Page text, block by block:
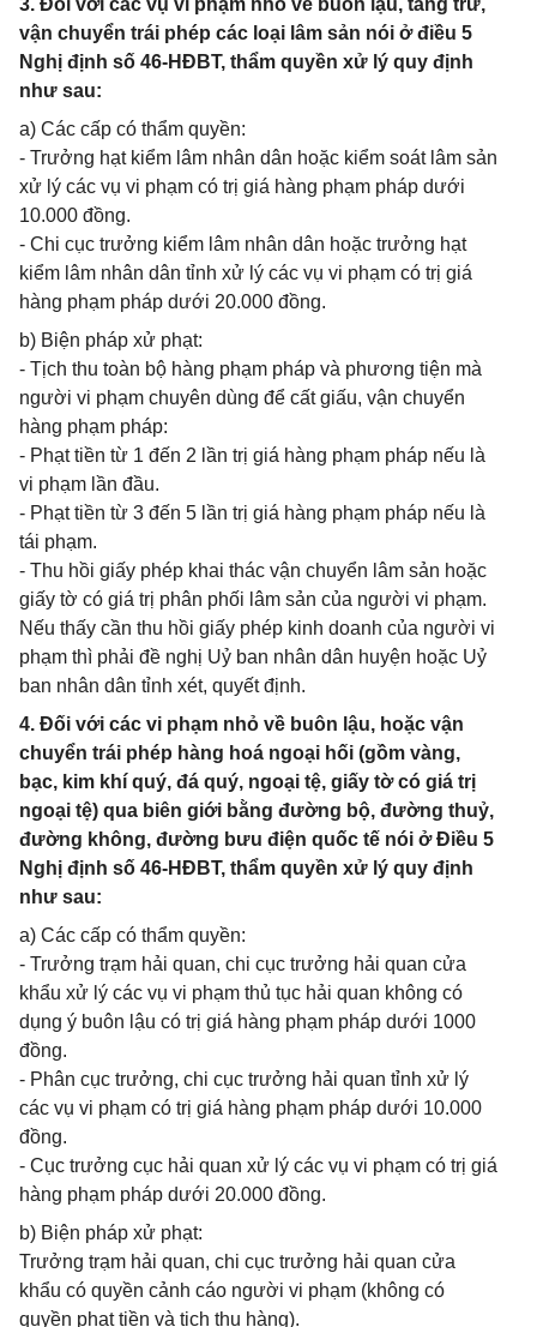
3. Đối với các vụ vi phạm nhỏ về buôn lậu, tàng trữ,
vận chuyển trái phép các loại lâm sản nói ở điều 5
Nghị định số 46-HĐBT, thẩm quyền xử lý quy định
như sau:
a) Các cấp có thẩm quyền:
- Trưởng hạt kiểm lâm nhân dân hoặc kiểm soát lâm sản
xử lý các vụ vi phạm có trị giá hàng phạm pháp dưới
10.000 đồng.
- Chi cục trưởng kiểm lâm nhân dân hoặc trưởng hạt
kiểm lâm nhân dân tỉnh xử lý các vụ vi phạm có trị giá
hàng phạm pháp dưới 20.000 đồng.
b) Biện pháp xử phạt:
- Tịch thu toàn bộ hàng phạm pháp và phương tiện mà
người vi phạm chuyên dùng để cất giấu, vận chuyển
hàng phạm pháp:
- Phạt tiền từ 1 đến 2 lần trị giá hàng phạm pháp nếu là
vi phạm lần đầu.
- Phạt tiền từ 3 đến 5 lần trị giá hàng phạm pháp nếu là
tái phạm.
- Thu hồi giấy phép khai thác vận chuyển lâm sản hoặc
giấy tờ có giá trị phân phối lâm sản của người vi phạm.
Nếu thấy cần thu hồi giấy phép kinh doanh của người vi
phạm thì phải đề nghị Uỷ ban nhân dân huyện hoặc Uỷ
ban nhân dân tỉnh xét, quyết định.
4. Đối với các vi phạm nhỏ về buôn lậu, hoặc vận
chuyển trái phép hàng hoá ngoại hối (gồm vàng,
bạc, kim khí quý, đá quý, ngoại tệ, giấy tờ có giá trị
ngoại tệ) qua biên giới bằng đường bộ, đường thuỷ,
đường không, đường bưu điện quốc tế nói ở Điều 5
Nghị định số 46-HĐBT, thẩm quyền xử lý quy định
như sau:
a) Các cấp có thẩm quyền:
- Trưởng trạm hải quan, chi cục trưởng hải quan cửa
khẩu xử lý các vụ vi phạm thủ tục hải quan không có
dụng ý buôn lậu có trị giá hàng phạm pháp dưới 1000
đồng.
- Phân cục trưởng, chi cục trưởng hải quan tỉnh xử lý
các vụ vi phạm có trị giá hàng phạm pháp dưới 10.000
đồng.
- Cục trưởng cục hải quan xử lý các vụ vi phạm có trị giá
hàng phạm pháp dưới 20.000 đồng.
b) Biện pháp xử phạt:
Trưởng trạm hải quan, chi cục trưởng hải quan cửa
khẩu có quyền cảnh cáo người vi phạm (không có
quyền phạt tiền và tịch thu hàng).